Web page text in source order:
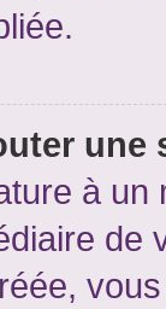
une
à un